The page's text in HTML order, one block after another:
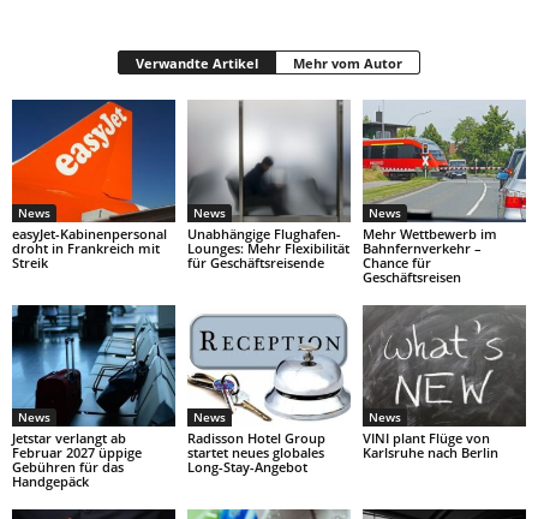
Verwandte Artikel Mehr vom Autor
News
easyJet-Kabinenpersonal
droht in Frankreich mit
Streik
News
Unabhängige Flughafen-
Lounges: Mehr Flexibilität
für Geschäftsreisende
News
Mehr Wettbewerb im
Bahnfernverkehr –
Chance für
Geschäftsreisen
News
Jetstar verlangt ab
Februar 2027 üppige
Gebühren für das
Handgepäck
News
Radisson Hotel Group
startet neues globales
Long-Stay-Angebot
News
VINI plant Flüge von
Karlsruhe nach Berlin